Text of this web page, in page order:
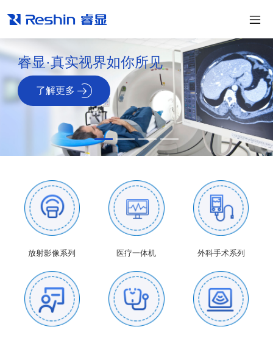
睿显·真实视界如你所见
了解更多
放射影像系列 医疗一体机 外科手术系列